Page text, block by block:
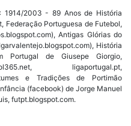
1914/2003 - 89 Anos de História
Federação Portuguesa de Futebol,
Antigas Glórias do
História
Portugal de Giusepe Giorgio,
ligaportugal.pt,
e Tradições de Portimão
(facebook) de Jorge Manuel
futpt.blogspot.com.